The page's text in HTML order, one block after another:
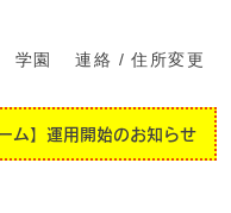
学園 連絡 / 住所変更
ム】運用開始のお知らせ